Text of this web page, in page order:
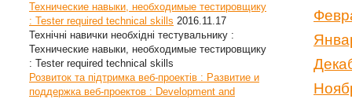
Технические навыки, необходимые тестировщику
: Tester required technical skills 2016.11.17
Технічні навички необхідні тестувальнику :
Технические навыки, необходимые тестировщику
: Tester required technical skills
Розвиток та підтримка веб-проектів : Развитие и
поддержка веб-проектов : Development and